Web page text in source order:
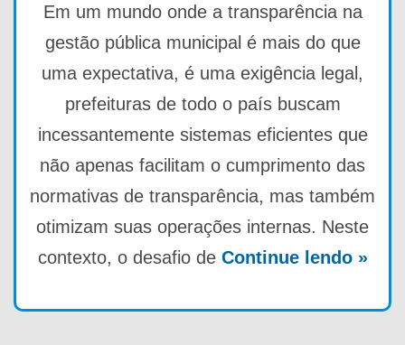
Em um mundo onde a transparência na
gestão pública municipal é mais do que
uma expectativa, é uma exigência legal,
prefeituras de todo o país buscam
incessantemente sistemas eficientes que
não apenas facilitam o cumprimento das
normativas de transparência, mas também
otimizam suas operações internas. Neste
contexto, o desafio de Continue lendo »